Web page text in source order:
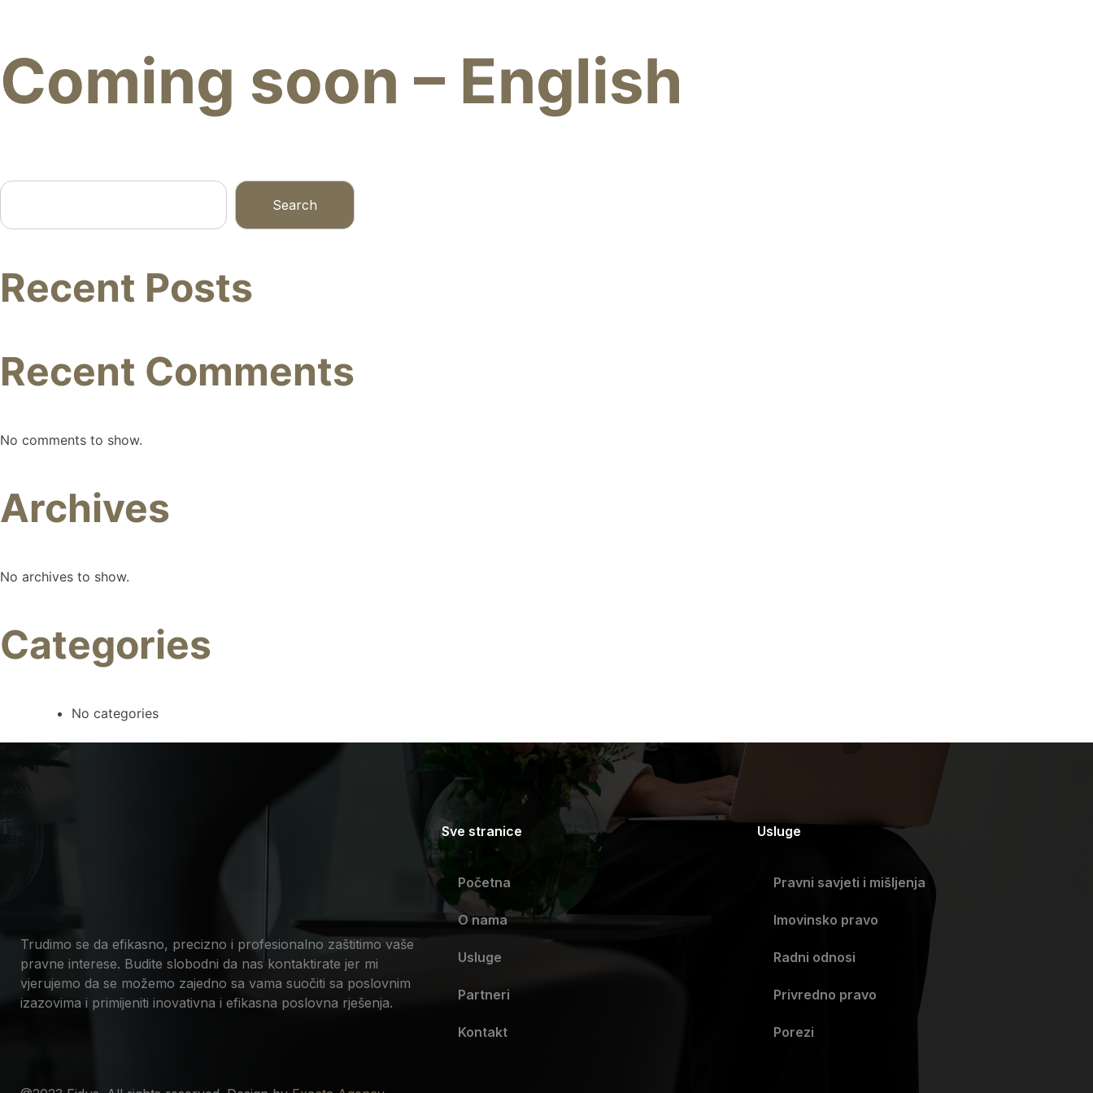
Coming soon – English
Search
Recent Posts
Recent Comments
No comments to show.
Archives
No archives to show.
Categories
No categories
Trudimo se da efikasno, precizno i profesionalno zaštitimo vaše
pravne interese. Budite slobodni da nas kontaktirate jer mi
vjerujemo da se možemo zajedno sa vama suočiti sa poslovnim
izazovima i primijeniti inovativna i efikasna poslovna rješenja.
Sve stranice
Početna
O nama
Usluge
Partneri
Kontakt
Usluge
Pravni savjeti i mišljenja​
Imovinsko pravo​
Radni odnosi​
Privredno pravo​
Porezi